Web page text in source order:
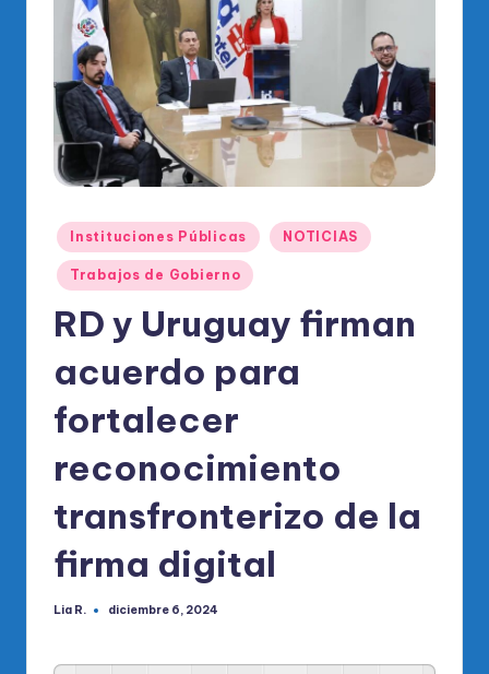
O
fi
al
M
Publicado
en
Instituciones Públicas NOTICIAS
Trabajos de Gobierno
RD y Uruguay firman
acuerdo para
fortalecer
reconocimiento
transfronterizo de la
firma digital
Publicado
Lia R. diciembre 6, 2024